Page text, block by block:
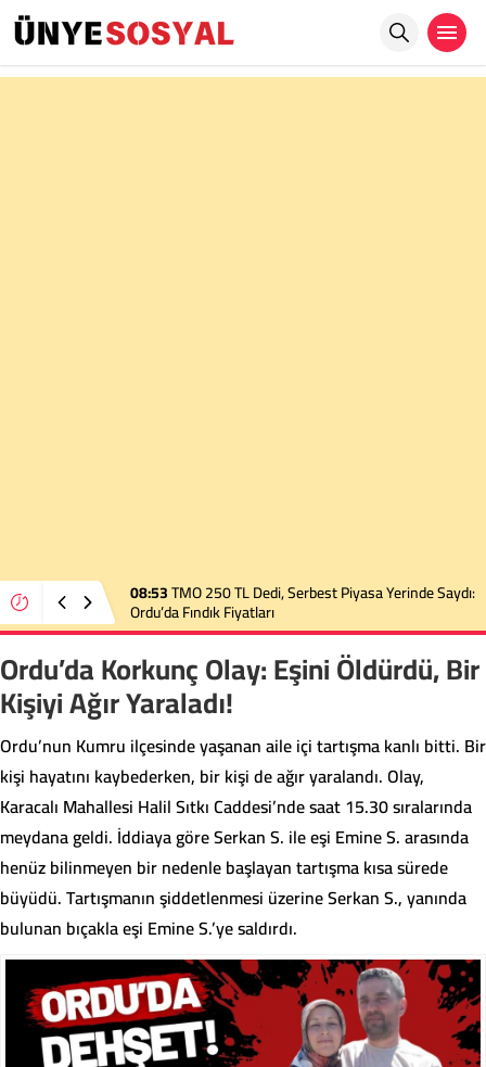
08:53TMO 250 TL Dedi, Serbest Piyasa Yerinde Saydı:
Ordu’da Fındık Fiyatları
Ordu’da Korkunç Olay: Eşini Öldürdü, Bir
Kişiyi Ağır Yaraladı!
Ordu’nun Kumru ilçesinde yaşanan aile içi tartışma kanlı bitti. Bir
kişi hayatını kaybederken, bir kişi de ağır yaralandı. Olay,
Karacalı Mahallesi Halil Sıtkı Caddesi’nde saat 15.30 sıralarında
meydana geldi. İddiaya göre Serkan S. ile eşi Emine S. arasında
henüz bilinmeyen bir nedenle başlayan tartışma kısa sürede
büyüdü. Tartışmanın şiddetlenmesi üzerine Serkan S., yanında
bulunan bıçakla eşi Emine S.’ye saldırdı.